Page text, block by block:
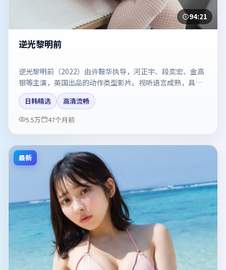
94:21
逆光黎明前
逆光黎明前（2022）由许鞍华执导，河正宇、段奕宏、金高
银等主演，英国出品的动作类型影片。视听语言成熟，具备
院线质感。剧情简介与主创信息可供检索参考，上映日期以
片方资料为准。
日韩精选
高清流畅
5.5万
47个月前
最新